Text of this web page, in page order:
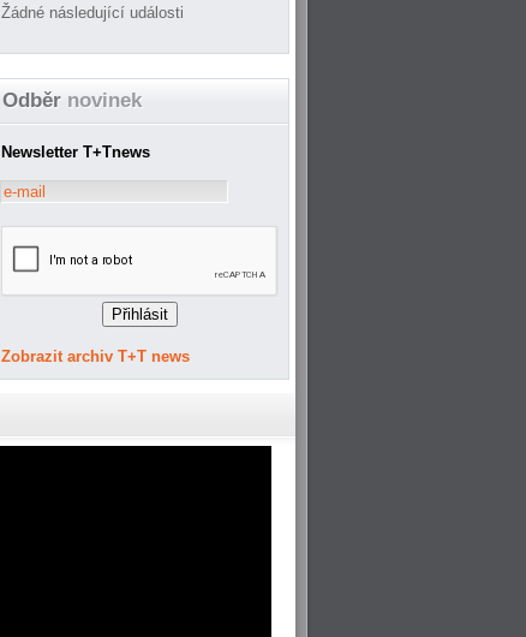
Žádné následující události
Odběr novinek
Newsletter T+Tnews
Zobrazit archiv T+T news